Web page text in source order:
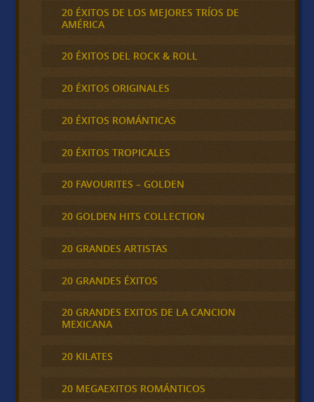
20 ÉXITOS DE LOS MEJORES TRÍOS DE
AMÉRICA
20 ÉXITOS DEL ROCK & ROLL
20 ÉXITOS ORIGINALES
20 ÉXITOS ROMÁNTICAS
20 ÉXITOS TROPICALES
20 FAVOURITES – GOLDEN
20 GOLDEN HITS COLLECTION
20 GRANDES ARTISTAS
20 GRANDES ÉXITOS
20 GRANDES EXITOS DE LA CANCION
MEXICANA
20 KILATES
20 MEGAEXITOS ROMÁNTICOS